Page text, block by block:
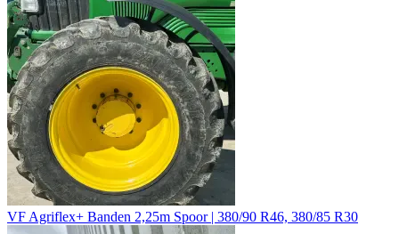
VF Agriflex+ Banden 2,25m Spoor | 380/90 R46, 380/85 R30